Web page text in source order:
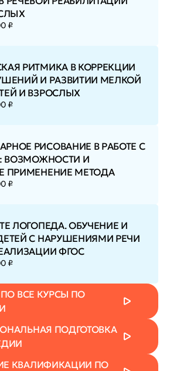
₽
РИТМИКА В КОРРЕКЦИИ
И РАЗВИТИИ МЕЛКОЙ
И ВЗРОСЛЫХ
₽
РИСОВАНИЕ В РАБОТЕ С
ВОЗМОЖНОСТИ И
ПРИМЕНЕНИЕ МЕТОДА
₽
ЛОГОПЕДА. ОБУЧЕНИЕ И
С НАРУШЕНИЯМИ РЕЧИ
ФГОС
₽
ВСЕ КУРСЫ ПО
ПОДГОТОВКА
КВАЛИФИКАЦИИ ПО